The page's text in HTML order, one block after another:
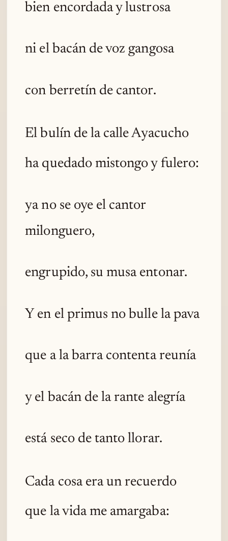
bien encordada y lustrosa
ni el bacán de voz gangosa
con berretín de cantor.
El bulín de la calle Ayacucho
ha quedado mistongo y fulero:
ya no se oye el cantor
milonguero,
engrupido, su musa entonar.
Y en el primus no bulle la pava
que a la barra contenta reunía
y el bacán de la rante alegría
está seco de tanto llorar.
Cada cosa era un recuerdo
que la vida me amargaba: